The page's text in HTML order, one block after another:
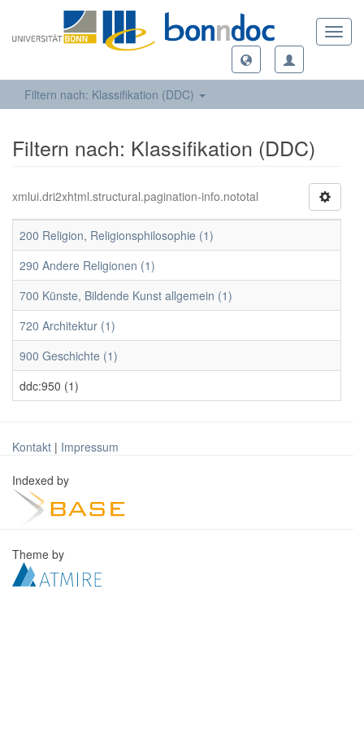
Filtern nach: Klassifikation (DDC)
Filtern nach: Klassifikation (DDC)
xmlui.dri2xhtml.structural.pagination-info.nototal
200 Religion, Religionsphilosophie (1)
290 Andere Religionen (1)
700 Künste, Bildende Kunst allgemein (1)
720 Architektur (1)
900 Geschichte (1)
ddc:950 (1)
Kontakt | Impressum
Indexed by
Theme by